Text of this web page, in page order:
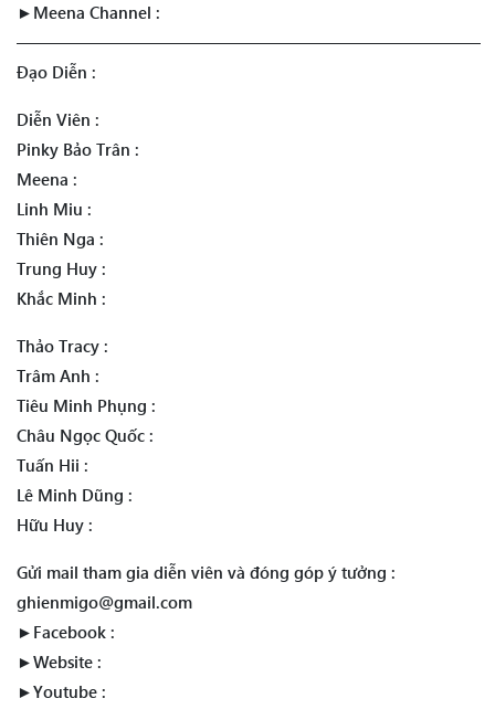
►Meena Channel :
————————————————————————————
Đạo Diễn :
Diễn Viên :
Pinky Bảo Trân :
Meena :
Linh Miu :
Thiên Nga :
Trung Huy :
Khắc Minh :
Thảo Tracy :
Trâm Anh :
Tiêu Minh Phụng :
Châu Ngọc Quốc :
Tuấn Hii :
Lê Minh Dũng :
Hữu Huy :
Gửi mail tham gia diễn viên và đóng góp ý tưởng :
ghienmigo@gmail.com
►Facebook :
►Website :
►Youtube :